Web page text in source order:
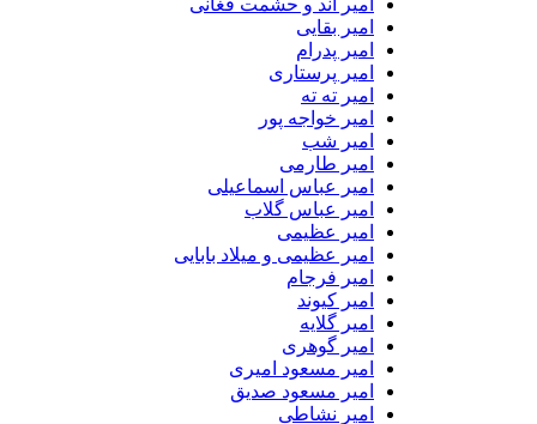
امیر بقایی
امیر پدرام
امیر پرستاری
امیر ته ته
امیر خواجه پور
امیر شب
امیر طارمی
امیر عباس اسماعیلی
امیر عباس گلاب
امیر عظیمی
امیر عظیمی و میلاد بابایی
امیر فرجام
امیر کیوند
امیر گلایه
امیر گوهری
امیر مسعود امیری
امیر مسعود صدیق
امیر نشاطی